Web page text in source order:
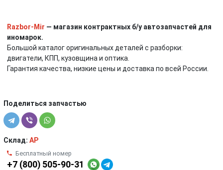
Razbor-Mir — магазин контрактных б/у автозапчастей для
иномарок.
Большой каталог оригинальных деталей с разборки:
двигатели, КПП, кузовщина и оптика.
Гарантия качества, низкие цены и доставка по всей России.
Поделиться запчастью
Склад: AP
Бесплатный номер
+7 (800) 505-90-31